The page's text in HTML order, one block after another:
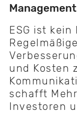
Management
ESG ist
und Kosten
schafft
Investoren